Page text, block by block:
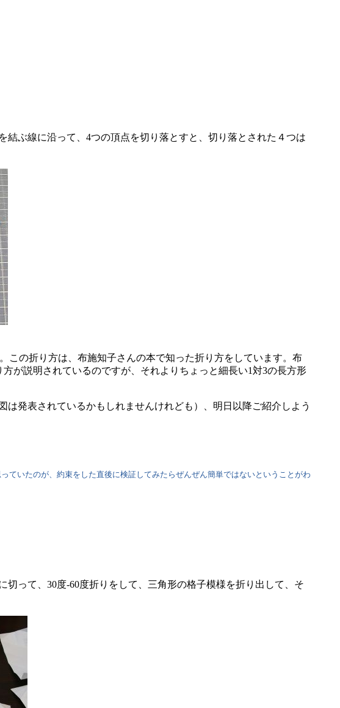
ぶ線に沿って、4つの頂点を切り落とすと、切り落とされた４つは
この折り方は、布施知子さんの本で知った折り方をしています。布
が説明されているのですが、それよりちょっと細長い1対3の長方形
発表されているかもしれませんけれども）、明日以降ご紹介しよう
いたのが、約束をした直後に検証してみたらぜんぜん簡単ではないということがわ
って、30度-60度折りをして、三角形の格子模様を折り出して、そ